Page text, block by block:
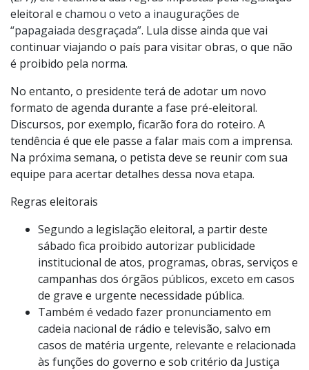
eleitoral e chamou o veto a inaugurações de
“papagaiada desgraçada”. Lula disse ainda que vai
continuar viajando o país para visitar obras, o que não
é proibido pela norma.
No entanto, o presidente terá de adotar um novo
formato de agenda durante a fase pré-eleitoral.
Discursos, por exemplo, ficarão fora do roteiro. A
tendência é que ele passe a falar mais com a imprensa.
Na próxima semana, o petista deve se reunir com sua
equipe para acertar detalhes dessa nova etapa.
Regras eleitorais
Segundo a legislação eleitoral, a partir deste
sábado fica proibido autorizar publicidade
institucional de atos, programas, obras, serviços e
campanhas dos órgãos públicos, exceto em casos
de grave e urgente necessidade pública.
Também é vedado fazer pronunciamento em
cadeia nacional de rádio e televisão, salvo em
casos de matéria urgente, relevante e relacionada
às funções do governo e sob critério da Justiça